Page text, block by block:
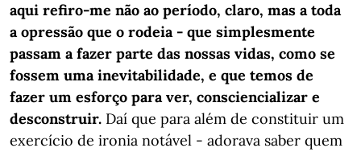
aqui refiro-me não ao período, claro, mas a toda
a opressão que o rodeia - que simplesmente
passam a fazer parte das nossas vidas, como se
fossem uma inevitabilidade, e que temos de
fazer um esforço para ver, consciencializar e
desconstruir. Daí que para além de constituir um
exercício de ironia notável - adorava saber quem